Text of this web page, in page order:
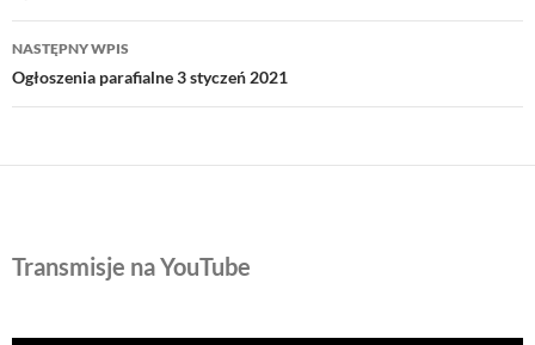
NASTĘPNY WPIS
Ogłoszenia parafialne 3 styczeń 2021
Transmisje na YouTube